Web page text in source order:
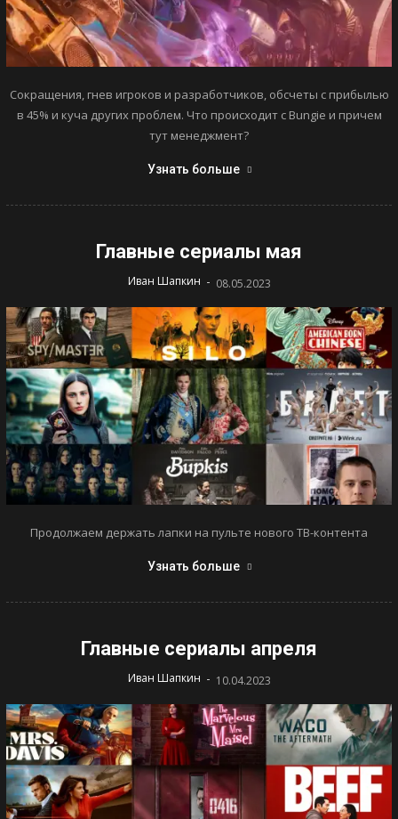
Сокращения, гнев игроков и разработчиков, обсчеты с прибылью
в 45% и куча других проблем. Что происходит с Bungie и причем
тут менеджмент?
Узнать больше
Главные сериалы мая
Иван Шапкин - 08.05.2023
Продолжаем держать лапки на пульте нового ТВ-контента
Узнать больше
Главные сериалы апреля
Иван Шапкин - 10.04.2023